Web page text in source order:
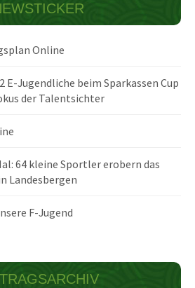
Online
E-Jugendliche beim Sparkassen Cup
der Talentsichter
64 kleine Sportler erobern das
Landesbergen
F-Jugend